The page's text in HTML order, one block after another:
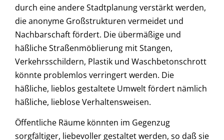
durch eine andere Stadtplanung verstärkt werden,
die anonyme Großstrukturen vermeidet und
Nachbarschaft fördert. Die übermäßige und
häßliche Straßenmöblierung mit Stangen,
Verkehrsschildern, Plastik und Waschbetonschrott
könnte problemlos verringert werden. Die
häßliche, lieblos gestaltete Umwelt fördert nämlich
häßliche, lieblose Verhaltensweisen.
Öffentliche Räume könnten im Gegenzug
sorgfältiger, liebevoller gestaltet werden, so daß sie